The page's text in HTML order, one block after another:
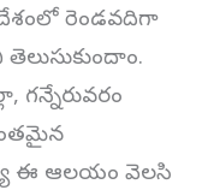
రెండవదిగా
తెలుసుకుందాం.
గన్నేరువరం
ఈ ఆలయం వెలసి